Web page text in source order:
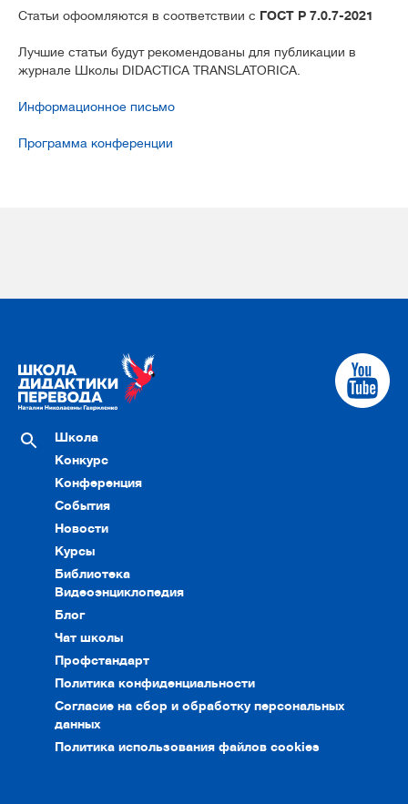
Статьи офоомляются в соответствии с ГОСТ Р 7.0.7-2021
Лучшие статьи будут рекомендованы для публикации в
журнале Школы DIDACTICA TRANSLATORICA.
Информационное письмо
Программа конференции
Школа
Конкурс
Конференция
События
Новости
Курсы
Библиотека
Видеоэнциклопедия
Блог
Чат школы
Профстандарт
Политика конфиденциальности
Согласие на сбор и обработку персональных
данных
Политика использования файлов cookies